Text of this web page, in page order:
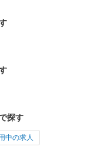
探す
中の求人